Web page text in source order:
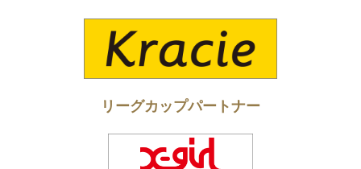
リーグカップパートナー